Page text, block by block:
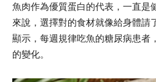
魚肉作為優質蛋白的代表，一直是
來說，選擇對的食材就像給身體請
顯示，每週規律吃魚的糖尿病患者
的變化。